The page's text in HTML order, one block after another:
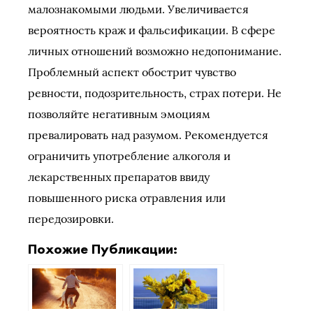
малознакомыми людьми. Увеличивается
вероятность краж и фальсификации. В сфере
личных отношений возможно недопонимание.
Проблемный аспект обострит чувство
ревности, подозрительность, страх потери. Не
позволяйте негативным эмоциям
превалировать над разумом. Рекомендуется
ограничить употребление алкоголя и
лекарственных препаратов ввиду
повышенного риска отравления или
передозировки.
Похожие Публикации: